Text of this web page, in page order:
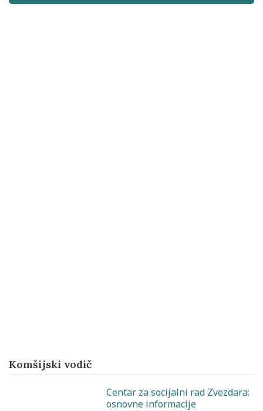
Komšijski vodič
Centar za socijalni rad Zvezdara:
osnovne informacije